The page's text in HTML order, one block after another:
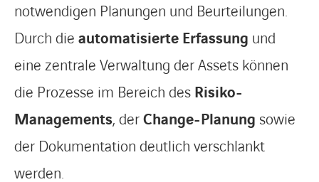
notwendigen Planungen und Beurteilungen.
Durch die automatisierte Erfassung und
eine zentrale Verwaltung der Assets können
die Prozesse im Bereich des Risiko-
Managements, derChange-Planung sowie
der Dokumentation deutlich verschlankt
werden.